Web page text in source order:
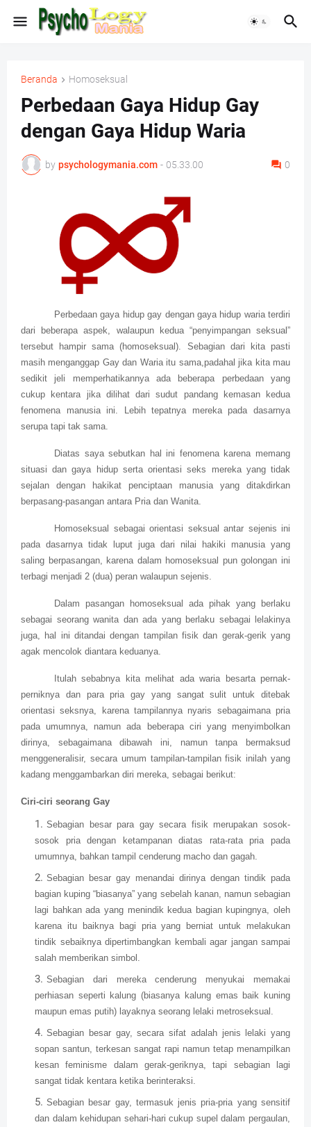
Beranda Homoseksual
Perbedaan Gaya Hidup Gay
dengan Gaya Hidup Waria
by psychologymania.com - 05.33.00 0
Perbedaan gaya hidup gay dengan gaya hidup waria terdiri
dari beberapa aspek, walaupun kedua “penyimpangan seksual”
tersebut hampir sama (homoseksual). Sebagian dari kita pasti
masih menganggap Gay dan Waria itu sama,padahal jika kita mau
sedikit jeli memperhatikannya ada beberapa perbedaan yang
cukup kentara jika dilihat dari sudut pandang kemasan kedua
fenomena manusia ini. Lebih tepatnya mereka pada dasarnya
serupa tapi tak sama.
Diatas saya sebutkan hal ini fenomena karena memang
situasi dan gaya hidup serta orientasi seks mereka yang tidak
sejalan dengan hakikat penciptaan manusia yang ditakdirkan
berpasang-pasangan antara Pria dan Wanita.
Homoseksual sebagai orientasi seksual antar sejenis ini
pada dasarnya tidak luput juga dari nilai hakiki manusia yang
saling berpasangan, karena dalam homoseksual pun golongan ini
terbagi menjadi 2 (dua) peran walaupun sejenis.
Dalam pasangan homoseksual ada pihak yang berlaku
sebagai seorang wanita dan ada yang berlaku sebagai lelakinya
juga, hal ini ditandai dengan tampilan fisik dan gerak-gerik yang
agak mencolok diantara keduanya.
Itulah sebabnya kita melihat ada waria besarta pernak-
perniknya dan para pria gay yang sangat sulit untuk ditebak
orientasi seksnya, karena tampilannya nyaris sebagaimana pria
pada umumnya, namun ada beberapa ciri yang menyimbolkan
dirinya, sebagaimana dibawah ini, namun tanpa bermaksud
menggeneralisir, secara umum tampilan-tampilan fisik inilah yang
kadang menggambarkan diri mereka, sebagai berikut:
Ciri-ciri seorang Gay
Sebagian besar para gay secara fisik merupakan sosok-
sosok pria dengan ketampanan diatas rata-rata pria pada
umumnya, bahkan tampil cenderung macho dan gagah.
Sebagian besar gay menandai dirinya dengan tindik pada
bagian kuping “biasanya” yang sebelah kanan, namun sebagian
lagi bahkan ada yang menindik kedua bagian kupingnya, oleh
karena itu baiknya bagi pria yang berniat untuk melakukan
tindik sebaiknya dipertimbangkan kembali agar jangan sampai
salah memberikan simbol.
Sebagian dari mereka cenderung menyukai memakai
perhiasan seperti kalung (biasanya kalung emas baik kuning
maupun emas putih) layaknya seorang lelaki metroseksual.
Sebagian besar gay, secara sifat adalah jenis lelaki yang
sopan santun, terkesan sangat rapi namun tetap menampilkan
kesan feminisme dalam gerak-geriknya, tapi sebagian lagi
sangat tidak kentara ketika berinteraksi.
Sebagian besar gay, termasuk jenis pria-pria yang sensitif
dan dalam kehidupan sehari-hari cukup supel dalam pergaulan,